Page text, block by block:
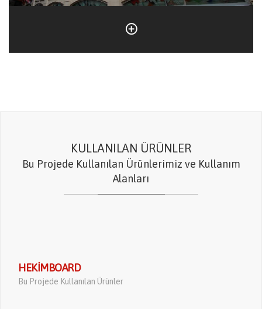
KULLANILAN ÜRÜNLER
Bu Projede Kullanılan Ürünlerimiz ve Kullanım
Alanları
HEKIMBOARD
Bu Projede Kullanılan Ürünler